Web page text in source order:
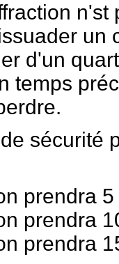
un
d'un
temps
sécurité
prendra
prendra
prendra